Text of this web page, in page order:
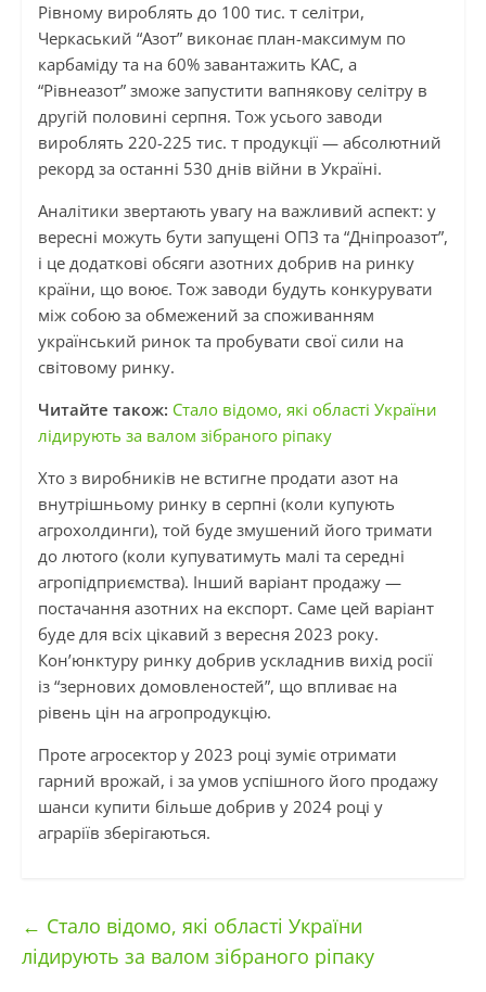
Рівному вироблять до 100 тис. т селітри,
Черкаський “Азот” виконає план-максимум по
карбаміду та на 60% завантажить КАС, а
“Рівнеазот” зможе запустити вапнякову селітру в
другій половині серпня. Тож усього заводи
вироблять 220-225 тис. т продукції — абсолютний
рекорд за останні 530 днів війни в Україні.
Аналітики звертають увагу на важливий аспект: у
вересні можуть бути запущені ОПЗ та “Дніпроазот”,
і це додаткові обсяги азотних добрив на ринку
країни, що воює. Тож заводи будуть конкурувати
між собою за обмежений за споживанням
український ринок та пробувати свої сили на
світовому ринку.
Читайте також: Стало відомо, які області України
лідирують за валом зібраного ріпаку
Хто з виробників не встигне продати азот на
внутрішньому ринку в серпні (коли купують
агрохолдинги), той буде змушений його тримати
до лютого (коли купуватимуть малі та середні
агропідприємства). Інший варіант продажу —
постачання азотних на експорт. Саме цей варіант
буде для всіх цікавий з вересня 2023 року.
Кон’юнктуру ринку добрив ускладнив вихід росії
із “зернових домовленостей”, що впливає на
рівень цін на агропродукцію.
Проте агросектор у 2023 році зуміє отримати
гарний врожай, і за умов успішного його продажу
шанси купити більше добрив у 2024 році у
аграріїв зберігаються.
← Стало відомо, які області України
лідирують за валом зібраного ріпаку